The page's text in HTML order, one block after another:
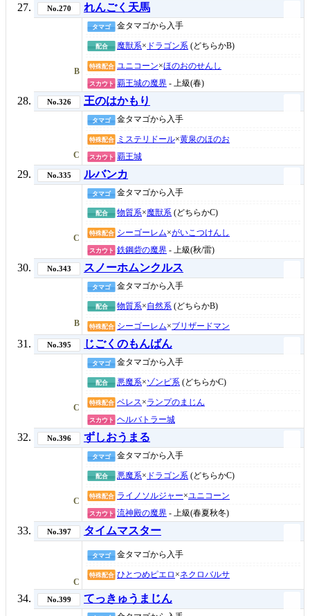
No.270 れんごく天馬
B
タマゴ 金タマゴから入手
配合 魔獣系× ドラゴン系 (どちらかB)
特殊配合 ユニコーン×ほのおのせんし
スカウト 覇王城の魔界 - 上級(春)
No.326 王のはかもり
C
タマゴ 金タマゴから入手
特殊配合 ミステリドール×黄泉のほのお
スカウト 覇王城
No.335 ルバンカ
C
タマゴ 金タマゴから入手
配合 物質系×魔獣系 (どちらかC)
特殊配合 シーゴーレム×がいこつけんし
スカウト 鉄鋼砦の魔界 - 上級(秋/雷)
No.343 スノーホムンクルス
B
タマゴ 金タマゴから入手
配合 物質系×自然系 (どちらかB)
特殊配合 シーゴーレム×ブリザードマン
No.395 じごくのもんばん
C
タマゴ 金タマゴから入手
配合 悪魔系×ゾンビ系 (どちらかC)
特殊配合 ベレス ×ランプのまじん
スカウト ヘルバトラー城
No.396 ずしおうまる
C
タマゴ 金タマゴから入手
配合 悪魔系× ドラゴン系 (どちらかC)
特殊配合 ライノソルジャー× ユニコーン
スカウト 流神殿の魔界 - 上級(春夏秋冬)
No.397 タイムマスター
C
タマゴ 金タマゴから入手
特殊配合 ひとつめピエロ ×ネクロバルサ
No.399 てっきゅうまじん